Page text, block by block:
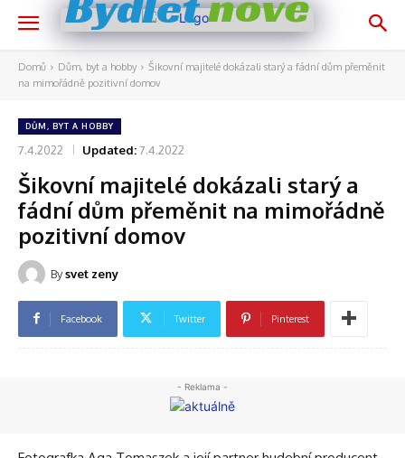
Domů Dům, byt a hobby
Šikovní majitelé dokázali starý a fádní dům přeměnit
na mimořádně pozitivní domov
DŮM, BYT A HOBBY
7.4.2022 Updated:7.4.2022
Šikovní majitelé dokázali starý a
fádní dům přeměnit na mimořádně
pozitivní domov
Bysvet zeny
Facebook Twitter Pinterest
- Reklama -